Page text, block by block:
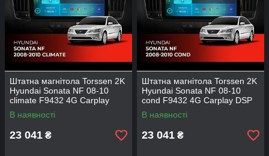
Штатна магнітола Torssen 2K
Hyundai Sonata NF 08-10
climate F9432 4G Carplay
DSP
В наявності
23 041 ₴
Штатна магнітола Torssen 2K
Hyundai Sonata NF 08-10
cond F9432 4G Carplay DSP
В наявності
23 041 ₴